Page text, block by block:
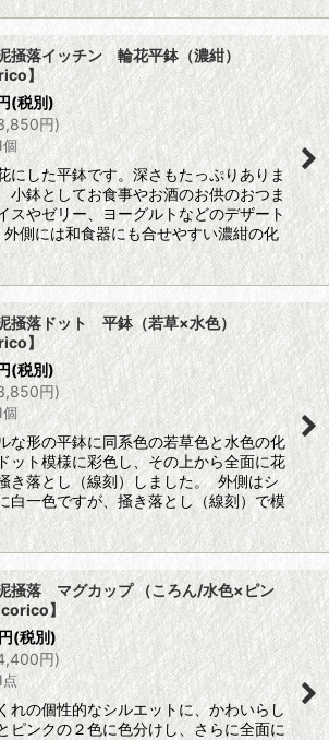
掻落イッチン 輪花平鉢（濃紺）
】
(税別)
円)
にした平鉢です。深さもたっぷりありま
小鉢としてお食事やお酒のお供のおつま
スやゼリー、ヨーグルトなどのデザート
側には和食器にも合せやすい濃紺の化
掻落ドット 平鉢（若草×水色）
】
(税別)
円)
な形の平鉢に同系色の若草色と水色の化
ット模様に彩色し、その上から全面に花
き落とし（線刻）しました。 外側はシ
白一色ですが、掻き落とし（線刻）で模
掻落 マグカップ （ころん/水色×ピン
】
(税別)
円)
れの個性的なシルエットに、かわいらし
ピンクの２色に色分けし、さらに全面に